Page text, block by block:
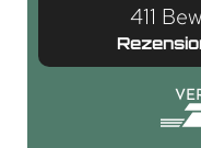
411